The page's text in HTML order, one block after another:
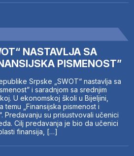
NASTAVLJA SA
PISMENOST”
Srpske „SWOT“ nastavlja sa
i saradnjom sa srednjim
U ekonomskoj školi u Bijeljini,
„Finansijska pismenost i
Predavanju su prisustvovali učenici
Cilj predavanja je bio da učenici
finansija, […]